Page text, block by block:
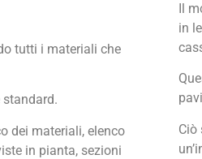
tutti i materiali che
standard.
dei materiali, elenco
in pianta, sezioni
Il
in
Ciò